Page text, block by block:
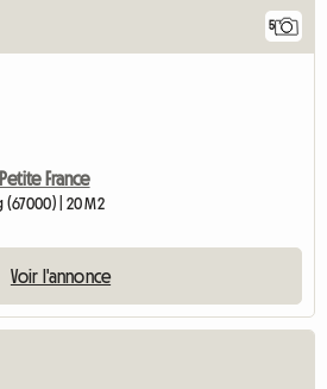
5
France
(67000) | 20 M2
Voir l'annonce